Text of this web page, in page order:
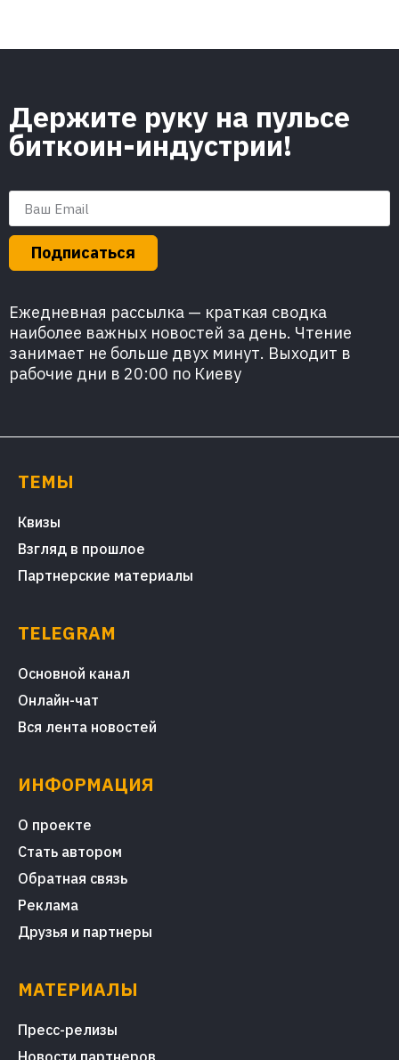
Держите руку на пульсе
биткоин-индустрии!
Подписаться
Ежедневная рассылка — краткая сводка
наиболее важных новостей за день. Чтение
занимает не больше двух минут. Выходит в
рабочие дни в 20:00 по Киеву
ТЕМЫ
Квизы
Взгляд в прошлое
Партнерские материалы
TELEGRAM
Основной канал
Онлайн-чат
Вся лента новостей
ИНФОРМАЦИЯ
О проекте
Стать автором
Обратная связь
Реклама
Друзья и партнеры
МАТЕРИАЛЫ
Пресс-релизы